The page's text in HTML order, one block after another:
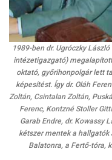
1989-ben dr. Ugróczky
intézetigazgató)
oktató, győrihonpolgár lett
képesítést. Így dr. Oláh
Zoltán, Csintalan Zoltán,
Ferenc, Kontzné Stoller
Garab Endre, dr. Kowassy
kétszer mentek a hallgatók
Balatonra, a Fertő-tóra,